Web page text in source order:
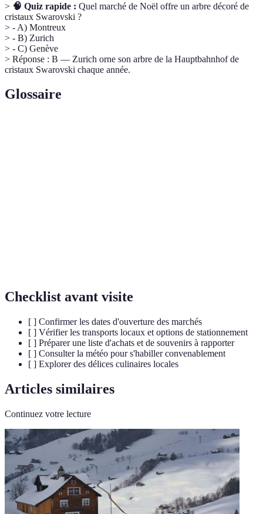
> 🧠 Quiz rapide : Quel marché de Noël offre un arbre décoré de
cristaux Swarovski ?
> - A) Montreux
> - B) Zurich
> - C) Genève
> Réponse : B — Zurich orne son arbre de la Hauptbahnhof de
cristaux Swarovski chaque année.
Glossaire
Checklist avant visite
[ ] Confirmer les dates d'ouverture des marchés
[ ] Vérifier les transports locaux et options de stationnement
[ ] Préparer une liste d'achats et de souvenirs à rapporter
[ ] Consulter la météo pour s'habiller convenablement
[ ] Explorer des délices culinaires locales
Articles similaires
Continuez votre lecture